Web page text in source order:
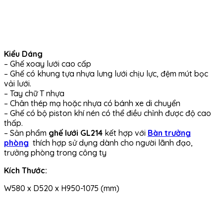
Kiểu Dáng
– Ghế xoay lưới cao cấp
– Ghế có khung tựa nhựa lưng lưới chịu lực, đệm mút bọc
vải lưới.
– Tay chữ T nhựa
– Chân thép mạ hoặc nhựa có bánh xe di chuyển
– Ghế có bộ piston khí nén có thể điều chỉnh được độ cao
thấp.
– Sản phẩm ghế lưới GL214 kết hợp với Bàn trưởng
phòng thích hợp sử dụng dành cho người lãnh đạo,
trưởng phòng trong công ty
Kích Thước:
W580 x D520 x H950-1075 (mm)